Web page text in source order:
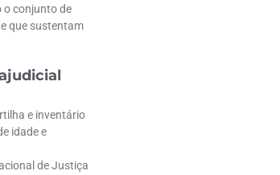
o conjunto de
que sustentam
e inventário
idade e
de Justiça